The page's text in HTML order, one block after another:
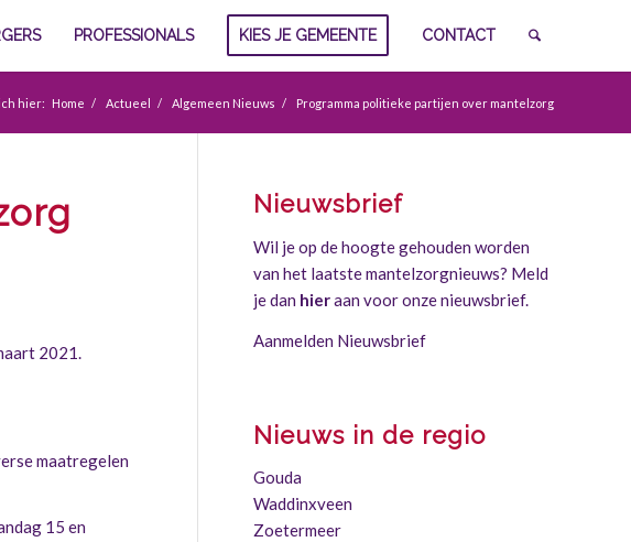
PROFESSIONALS KIES JE GEMEENTE CONTACT
hier: Home / Actueel / Algemeen Nieuws / Programma politieke partijen over mantelzorg
2021.
maatregelen
15 en
Nieuwsbrief
Wil je op de hoogte gehouden worden
van het laatste mantelzorgnieuws? Meld
je dan hieraan voor onze nieuwsbrief.
Aanmelden Nieuwsbrief
Nieuws in de regio
Gouda
Waddinxveen
Zoetermeer